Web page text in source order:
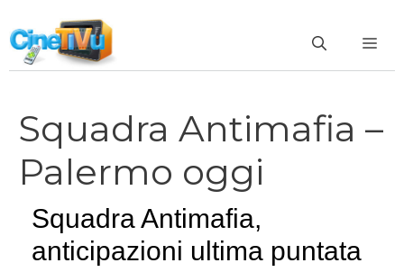
al
contenuto
Squadra Antimafia –
Palermo oggi
Squadra Antimafia,
anticipazioni ultima puntata